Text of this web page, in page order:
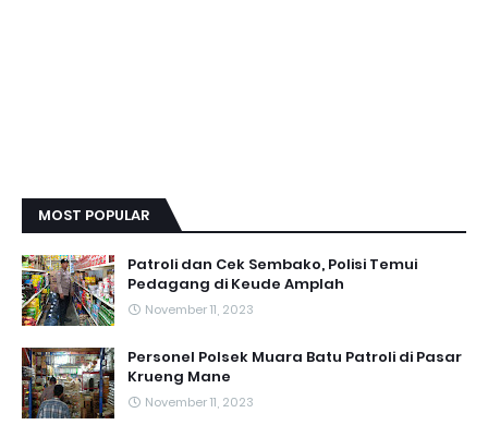
MOST POPULAR
Patroli dan Cek Sembako, Polisi Temui
Pedagang di Keude Amplah
November 11, 2023
Personel Polsek Muara Batu Patroli di Pasar
Krueng Mane
November 11, 2023